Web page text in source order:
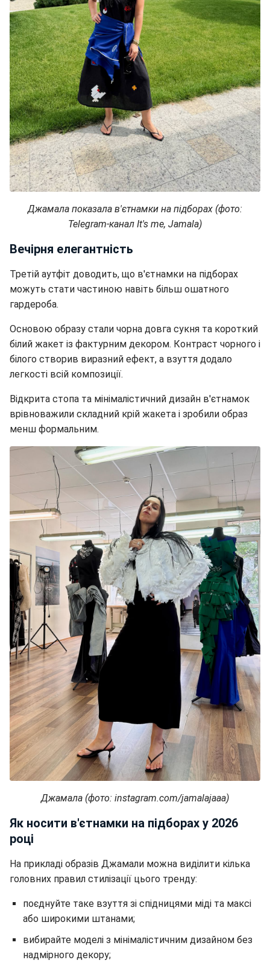
Джамала показала в'єтнамки на підборах (фото:
Telegram-канал It's me, Jamala)
Вечірня елегантність
Третій аутфіт доводить, що в'єтнамки на підборах
можуть стати частиною навіть більш ошатного
гардероба.
Основою образу стали чорна довга сукня та короткий
білий жакет із фактурним декором. Контраст чорного і
білого створив виразний ефект, а взуття додало
легкості всій композиції.
Відкрита стопа та мінімалістичний дизайн в'єтнамок
врівноважили складний крій жакета і зробили образ
менш формальним.
Джамала (фото: instagram.com/jamalajaaa)
Як носити в'єтнамки на підборах у 2026
році
На прикладі образів Джамали можна виділити кілька
головних правил стилізації цього тренду:
поєднуйте таке взуття зі спідницями міді та максі
або широкими штанами;
вибирайте моделі з мінімалістичним дизайном без
надмірного декору;